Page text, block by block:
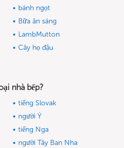
bánh ngọt
Bữa ăn sáng
LambMutton
Cây họ đậu
nhà bếp?
tiếng Slovak
người Ý
tiếng Nga
người Tây Ban Nha